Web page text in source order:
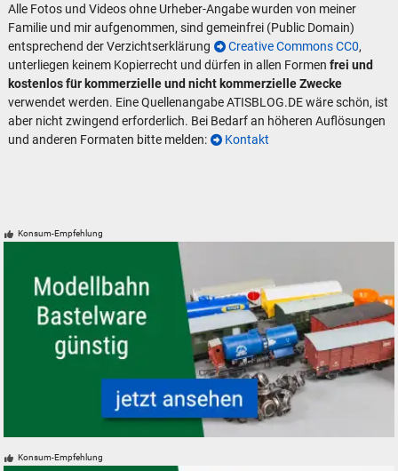
Alle Fotos und Videos ohne Urheber-Angabe wurden von meiner
Familie und mir aufgenommen, sind gemeinfrei (Public Domain)
entsprechend der Verzichtserklärung
Creative Commons CC0,
unterliegen keinem Kopierrecht und dürfen in allen Formen frei und
kostenlos für kommerzielle und nicht kommerzielle Zwecke
verwendet werden. Eine Quellenangabe ATISBLOG.DE wäre schön, ist
aber nicht zwingend erforderlich. Bei Bedarf an höheren Auflösungen
und anderen Formaten bitte melden:
Kontakt
Konsum-Empfehlung
Konsum-Empfehlung